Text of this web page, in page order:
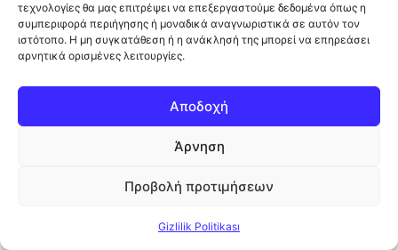
τεχνολογίες θα μας επιτρέψει να επεξεργαστούμε δεδομένα όπως η
συμπεριφορά περιήγησης ή μοναδικά αναγνωριστικά σε αυτόν τον
ιστότοπο. Η μη συγκατάθεση ή η ανάκλησή της μπορεί να επηρεάσει
αρνητικά ορισμένες λειτουργίες.
Αποδοχή
Άρνηση
Προβολή προτιμήσεων
Gizlilik Politikası
© 2026 Mustafa & Partners · Facebook·Πολιτική Απορρήτου /